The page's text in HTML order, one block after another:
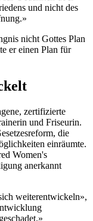
und nicht des
nicht Gottes Plan
er einen Plan für
zertifizierte
und Friseurin.
die
einräumte.
Women's
anerkannt
weiterentwickeln»,